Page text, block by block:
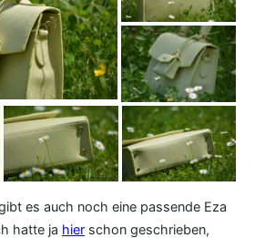
es auch noch eine passende Eza
hatte ja hier schon geschrieben,